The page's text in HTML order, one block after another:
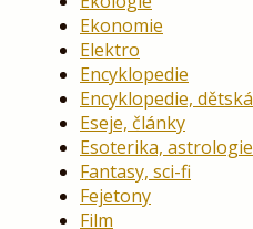
Ekonomie
Elektro
Encyklopedie
Encyklopedie, dětská
Eseje, články
Esoterika, astrologie
Fantasy, sci-fi
Fejetony
Film